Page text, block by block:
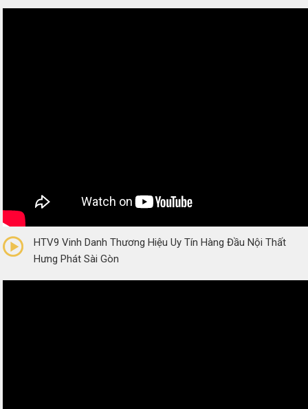
(0 Reviews)
HTV9 Vinh Danh Thương Hiệu Uy Tín Hàng Đầu Nội Thất
Hưng Phát Sài Gòn